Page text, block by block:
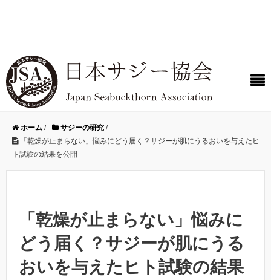
ホーム / サジーの研究 /
「乾燥が止まらない」悩みにどう届く？サジーが肌にうるおいを与えたヒ
ト試験の結果を公開
「乾燥が止まらない」悩みに
どう届く？サジーが肌にうる
おいを与えたヒト試験の結果